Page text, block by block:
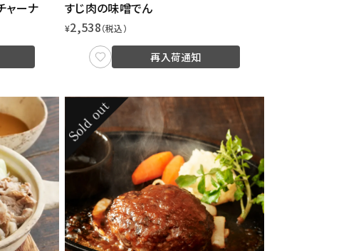
ャーナ すじ肉の味噌でん
¥2,538（税込）
再入荷通知